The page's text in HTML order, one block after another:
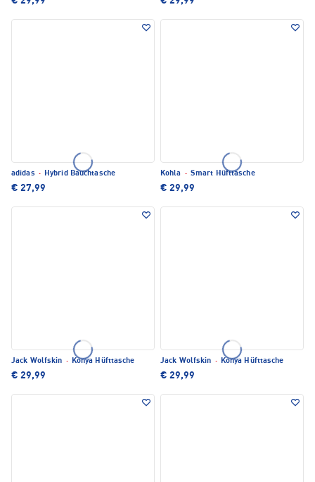
adidas · Hybrid Bauchtasche
€ 27,99
Kohla · Smart Hüfttasche
€ 29,99
Jack Wolfskin · Konya Hüfttasche
€ 29,99
Jack Wolfskin · Konya Hüfttasche
€ 29,99